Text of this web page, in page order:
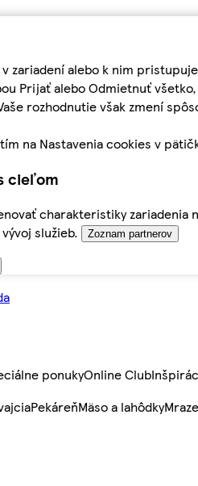
zariadení alebo k nim
Prijať alebo Odmietnuť
rozhodnutie však zmení
na Nastavenia cookies v
cieľom
charakteristiky
služieb.
Zoznam partnerov
ponukyOnline Club
PekáreňMäso a lahôdky